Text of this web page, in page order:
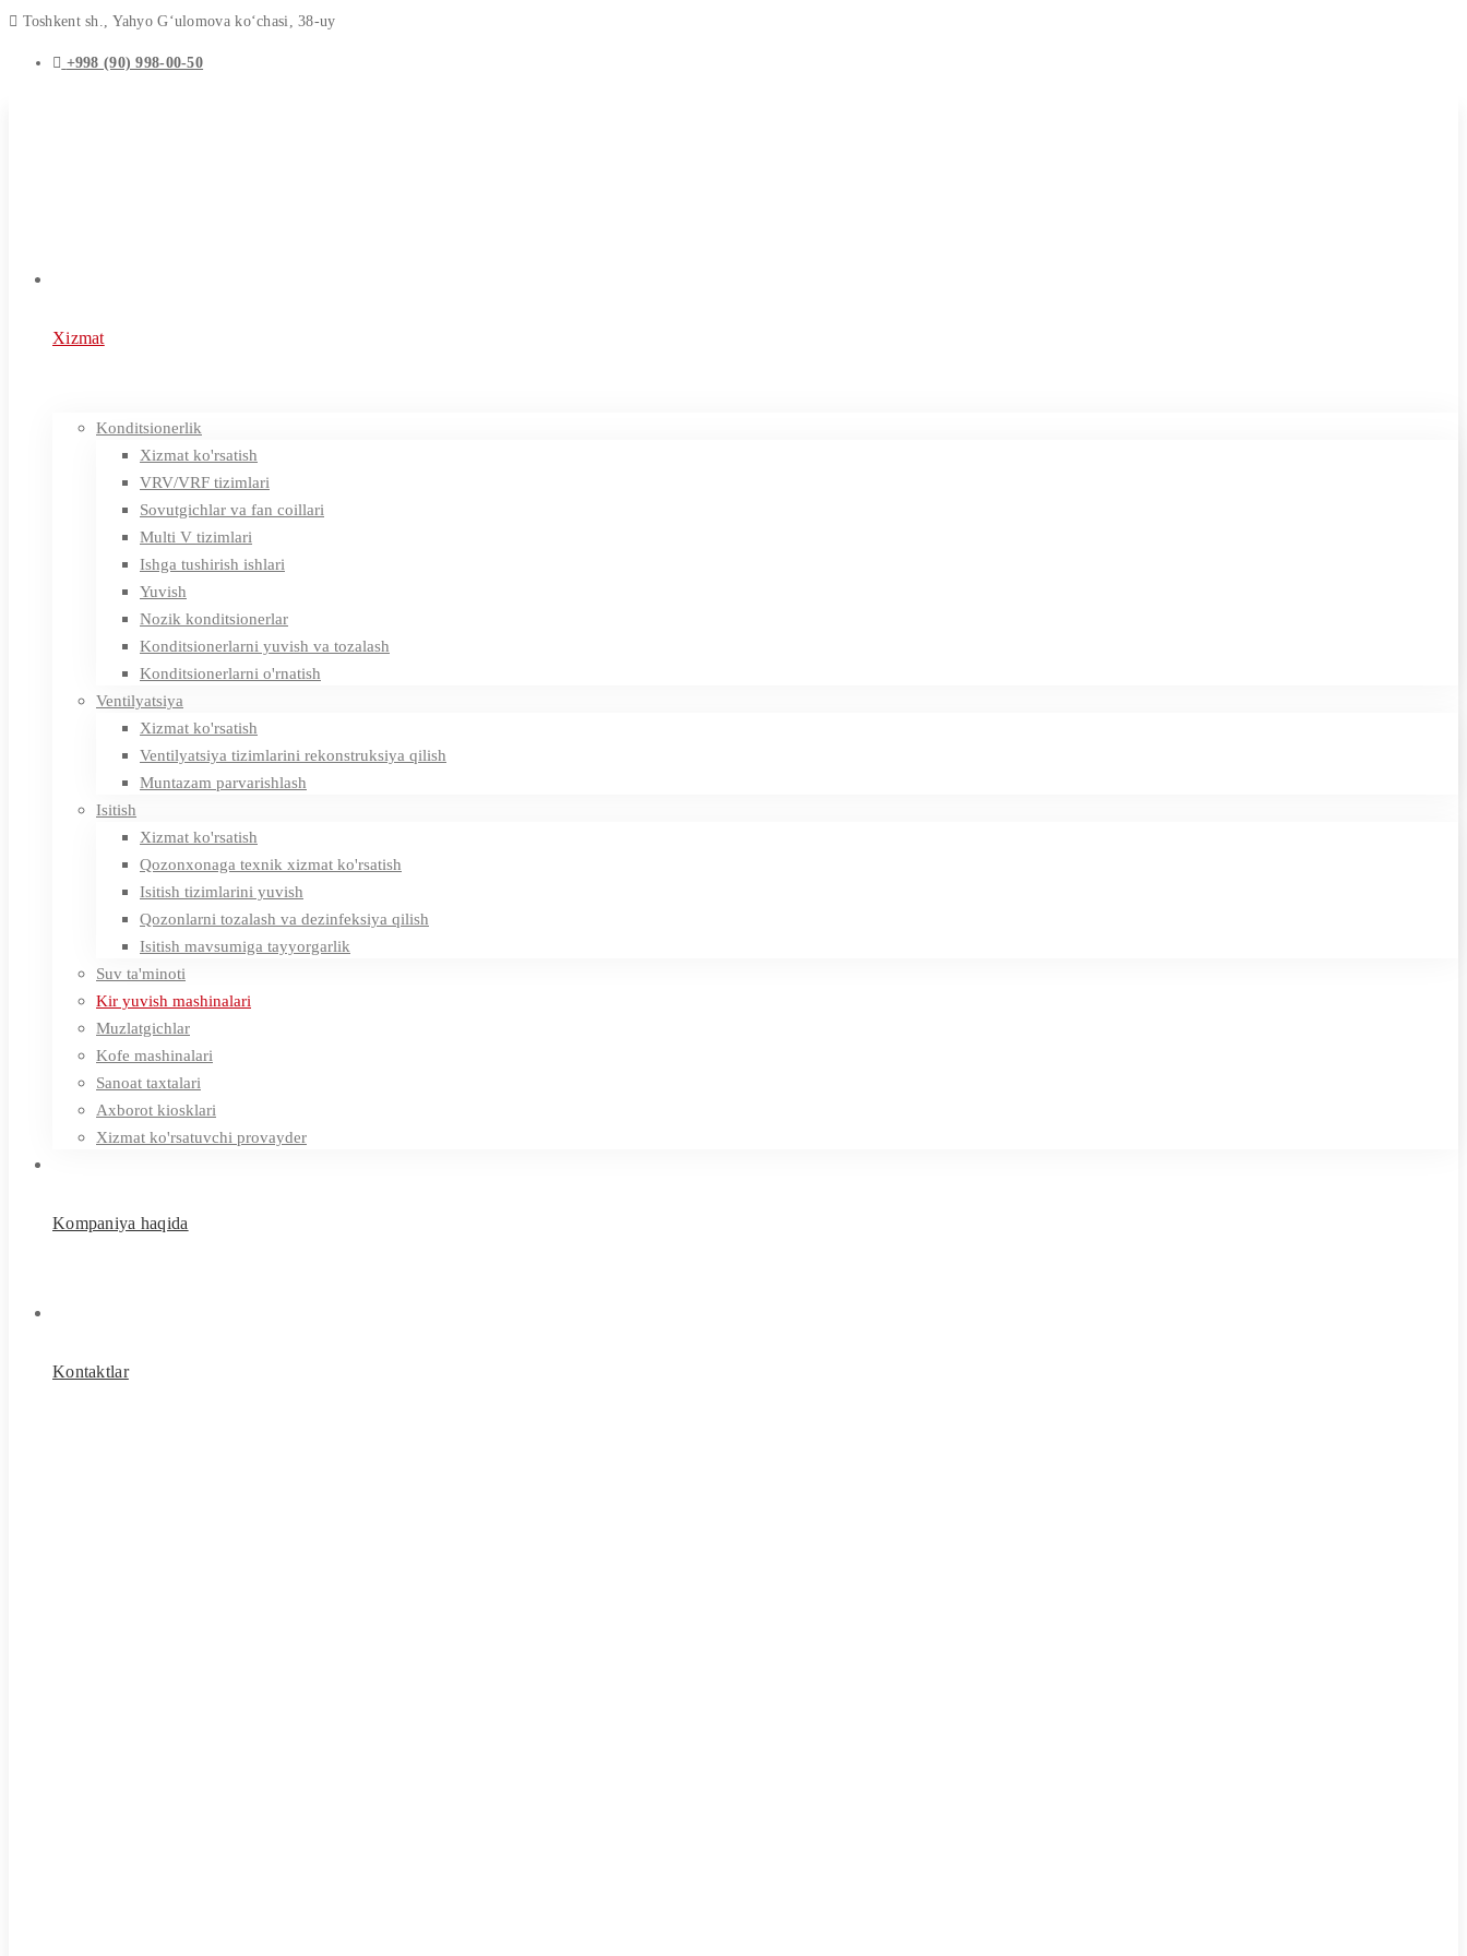
Toshkent sh., Yahyo G‘ulomova ko‘chasi, 38-uy
+998 (90) 998-00-50
Xizmat
Konditsionerlik
Xizmat ko'rsatish
VRV/VRF tizimlari
Sovutgichlar va fan coillari
Multi V tizimlari
Ishga tushirish ishlari
Yuvish
Nozik konditsionerlar
Konditsionerlarni yuvish va tozalash
Konditsionerlarni o'rnatish
Ventilyatsiya
Xizmat ko'rsatish
Ventilyatsiya tizimlarini rekonstruksiya qilish
Muntazam parvarishlash
Isitish
Xizmat ko'rsatish
Qozonxonaga texnik xizmat ko'rsatish
Isitish tizimlarini yuvish
Qozonlarni tozalash va dezinfeksiya qilish
Isitish mavsumiga tayyorgarlik
Suv ta'minoti
Kir yuvish mashinalari
Muzlatgichlar
Kofe mashinalari
Sanoat taxtalari
Axborot kiosklari
Xizmat ko'rsatuvchi provayder
Kompaniya haqida
Kontaktlar